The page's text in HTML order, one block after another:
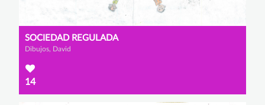
SOCIEDAD REGULADA
Dibujos, David
14